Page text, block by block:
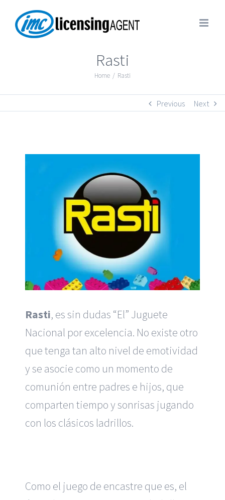
Rasti
Home / Rasti
Previous Next
Rasti, es sin dudas “El” Juguete
Nacional por excelencia. No existe otro
que tenga tan alto nivel de emotividad
y se asocie como un momento de
comunión entre padres e hijos, que
comparten tiempo y sonrisas jugando
con los clásicos ladrillos.
Como el juego de encastre que es, el